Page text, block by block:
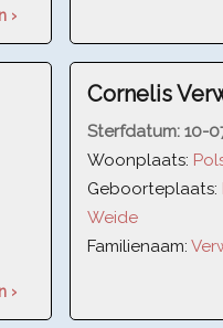
›
›
Cornelis
Sterfdatum: 10-
Woonplaats:
Geboorteplaats:
Weide
Familienaam: